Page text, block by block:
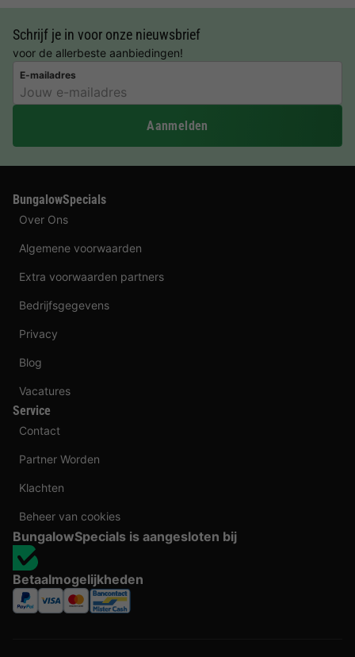
Schrijf je in voor onze nieuwsbrief
voor de allerbeste aanbiedingen!
E-mailadres
Aanmelden
BungalowSpecials
Over Ons
Algemene voorwaarden
Extra voorwaarden partners
Bedrijfsgegevens
Privacy
Blog
Vacatures
Service
Contact
Partner Worden
Klachten
Beheer van cookies
BungalowSpecials is aangesloten bij
Betaalmogelijkheden